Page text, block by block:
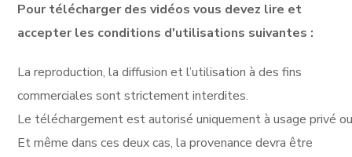
Pour télécharger des vidéos vous devez lire et
accepter les conditions d'utilisations suivantes :
La reproduction, la diffusion et l’utilisation à des fins
commerciales sont strictement interdites.
Le téléchargement est autorisé uniquement à usage privé
Et même dans ces deux cas, la provenance devra être